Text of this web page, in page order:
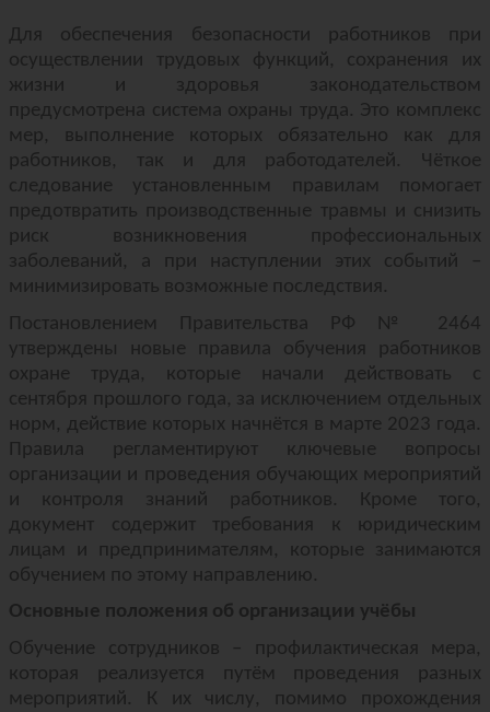
Для обеспечения безопасности работников при
осуществлении трудовых функций, сохранения их
жизни и здоровья законодательством
предусмотрена система охраны труда. Это комплекс
мер, выполнение которых обязательно как для
работников, так и для работодателей. Чёткое
следование установленным правилам помогает
предотвратить производственные травмы и снизить
риск возникновения профессиональных
заболеваний, а при наступлении этих событий –
минимизировать возможные последствия.
Постановлением Правительства РФ № 2464
утверждены новые правила обучения работников
охране труда, которые начали действовать с
сентября прошлого года, за исключением отдельных
норм, действие которых начнётся в марте 2023 года.
Правила регламентируют ключевые вопросы
организации и проведения обучающих мероприятий
и контроля знаний работников. Кроме того,
документ содержит требования к юридическим
лицам и предпринимателям, которые занимаются
обучением по этому направлению.
Основные положения об организации учёбы
Обучение сотрудников – профилактическая мера,
которая реализуется путём проведения разных
мероприятий. К их числу, помимо прохождения